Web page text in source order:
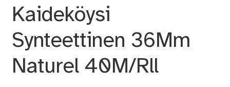
Kaideköysi
Synteettinen 36Mm
Naturel 40M/Rll